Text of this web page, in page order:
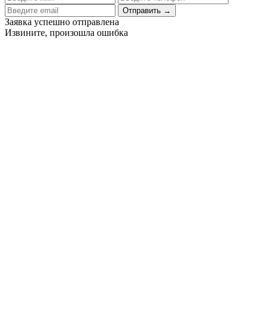
Отправить →
Заявка успешно отправлена
Извините, произошла ошибка